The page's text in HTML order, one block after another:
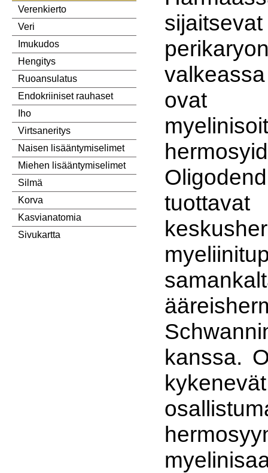
Verenkierto
Veri
Imukudos
Hengitys
Ruoansulatus
Endokriiniset rauhaset
Iho
Virtsaneritys
Naisen lisääntymiselimet
Miehen lisääntymiselimet
Silmä
Korva
Kasvianatomia
Sivukartta
ovat
tuottavat
kanssa.